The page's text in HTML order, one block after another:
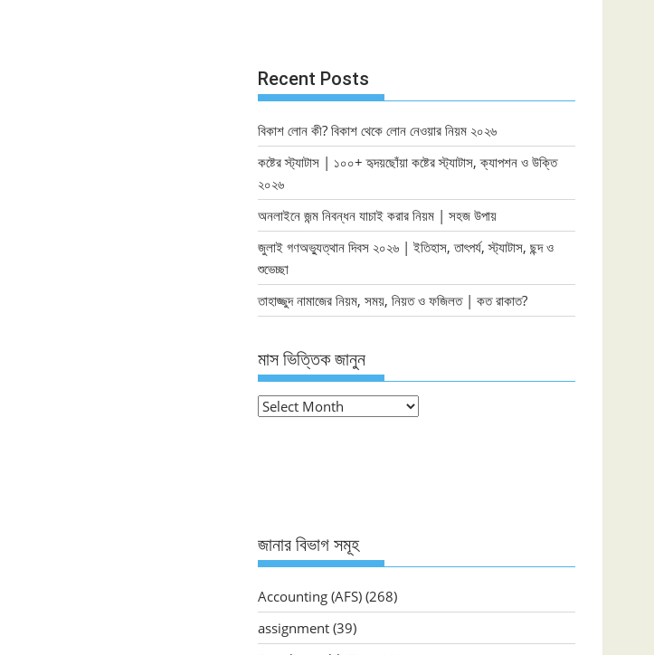
Recent Posts
বিকাশ লোন কী? বিকাশ থেকে লোন নেওয়ার নিয়ম ২০২৬
কষ্টের স্ট্যাটাস | ১০০+ হৃদয়ছোঁয়া কষ্টের স্ট্যাটাস, ক্যাপশন ও উক্তি
২০২৬
অনলাইনে জন্ম নিবন্ধন যাচাই করার নিয়ম | সহজ উপায়
জুলাই গণঅভ্যুত্থান দিবস ২০২৬ | ইতিহাস, তাৎপর্য, স্ট্যাটাস, ছন্দ ও
শুভেচ্ছা
তাহাজ্জুদ নামাজের নিয়ম, সময়, নিয়ত ও ফজিলত | কত রাকাত?
মাস ভিত্তিক জানুন
মাস
জানার বিভাগ সমূহ
Accounting (AFS) (268)
assignment (39)